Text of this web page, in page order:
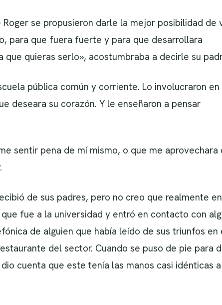
se propusieron darle la mejor posibilidad de
para que fuera fuerte y para que desarrollara
quieras serlo», acostumbraba a decirle su
pública común y corriente. Lo involucraron en
deseara su corazón. Y le enseñaron a pensar
sentir pena de mí mismo, o que me aprovechara
de sus padres, pero no creo que realmente
fue a la universidad y entró en contacto con
de alguien que había leído de sus triunfos en
del sector. Cuando se puso de pie para
cuenta que este tenía las manos casi idénticas